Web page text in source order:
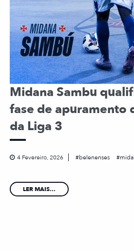
Midana Sambu
fase de apuramento
da Liga 3
4 Fevereiro, 2026 belenenses
LER MAIS...